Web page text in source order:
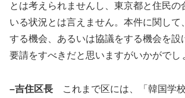
とは考えられませんし、東京都と住民の
いる状況とは言えません。本件に関して
する機会、あるいは協議をする機会を設
要請をすべきだと思いますがいかがでし
–吉住区長 これまで区には、「韓国学